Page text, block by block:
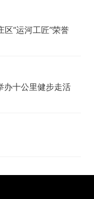
“运河工匠”荣誉